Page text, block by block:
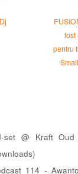
fost
pentru
set @ Kraft
114 -